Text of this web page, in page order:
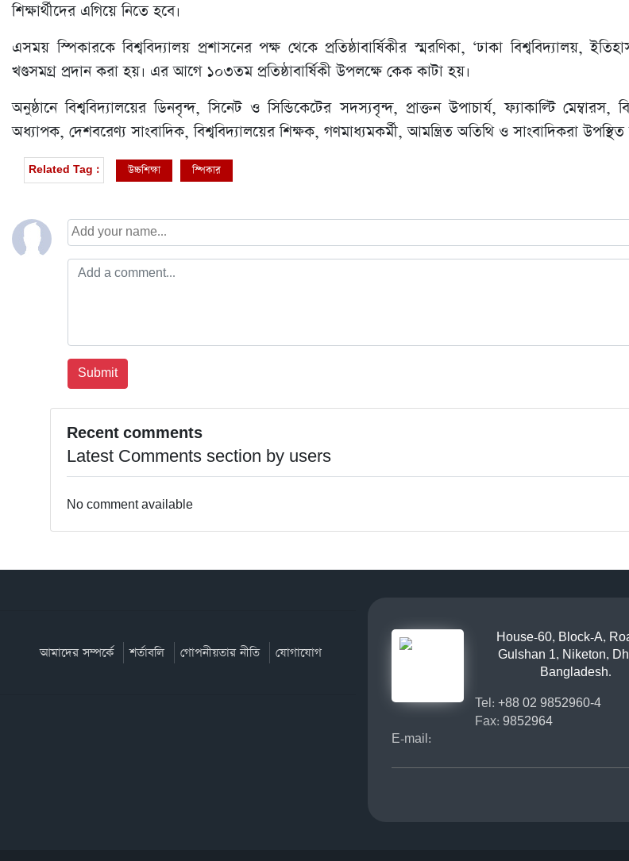
শিক্ষার্থীদের এগিয়ে নিতে হবে।
এসময় স্পিকারকে বিশ্ববিদ্যালয় প্রশাসনের পক্ষ থেকে প্রতিষ্ঠাবার্ষিকীর স্মরণিকা, ‘ঢাকা বিশ্ববিদ্যালয়,
খণ্ডসমগ্র প্রদান করা হয়। এর আগে ১০৩তম প্রতিষ্ঠাবার্ষিকী উপলক্ষে কেক কাটা হয়।
অনুষ্ঠানে বিশ্ববিদ্যালয়ের ডিনবৃন্দ, সিনেট ও সিন্ডিকেটের সদস্যবৃন্দ, প্রাক্তন উপাচার্য, ফ্যাকাল্টি মেম্বারস,
অধ্যাপক, দেশবরেণ্য সাংবাদিক, বিশ্ববিদ্যালয়ের শিক্ষক, গণমাধ্যমকর্মী, আমন্ত্রিত অতিথি ও সাংবাদিকরা উপস্থিত
Related Tag : উচ্চশিক্ষা স্পিকার
Recent comments
Latest Comments section by users
No comment available
আমাদের সম্পর্কে শর্তাবলি গোপনীয়তার নীতি যোগাযোগ
House-60, Block-A,
Gulshan 1, Niketon,
Bangladesh.
Tel: +88 02 9852960-4
Fax: 9852964
E-mail: